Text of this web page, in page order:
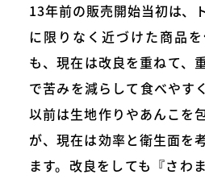
13年前の販売開始当初は、
に限りなく近づけた商品
も、現在は改良を重ねて、
で苦みを減らして食べやす
以前は生地作りやあんこを
が、現在は効率と衛生面を
ます。改良をしても『さわ